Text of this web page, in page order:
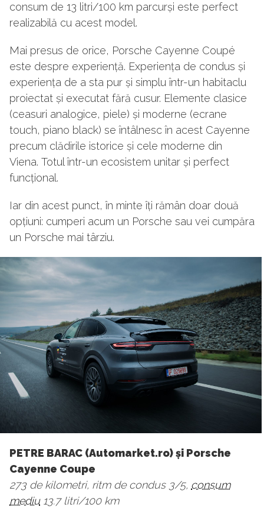
consum de 13 litri/100 km parcurși este perfect
realizabilă cu acest model.
Mai presus de orice, Porsche Cayenne Coupé
este despre experiență. Experiența de condus și
experiența de a sta pur și simplu într-un habitaclu
proiectat și executat fără cusur. Elemente clasice
(ceasuri analogice, piele) și moderne (ecrane
touch, piano black) se întâlnesc în acest Cayenne
precum clădirile istorice și cele moderne din
Viena. Totul într-un ecosistem unitar și perfect
funcțional.
Iar din acest punct, în minte îți rămân doar două
opțiuni: cumperi acum un Porsche sau vei cumpăra
un Porsche mai târziu.
PETRE BARAC (Automarket.ro) și Porsche
Cayenne Coupe
273 de kilometri, ritm de condus 3/5, consum
mediu13.7 litri/100 km